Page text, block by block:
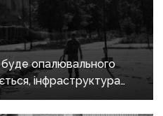
буде опалювального
інфраструктура